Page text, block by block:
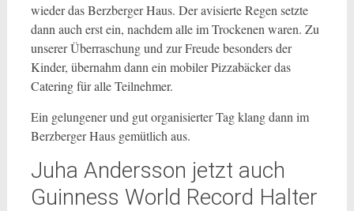
wieder das Berzberger Haus. Der avisierte Regen setzte
dann auch erst ein, nachdem alle im Trockenen waren. Zu
unserer Überraschung und zur Freude besonders der
Kinder, übernahm dann ein mobiler Pizzabäcker das
Catering für alle Teilnehmer.
Ein gelungener und gut organisierter Tag klang dann im
Berzberger Haus gemütlich aus.
Juha Andersson jetzt auch
Guinness World Record Halter